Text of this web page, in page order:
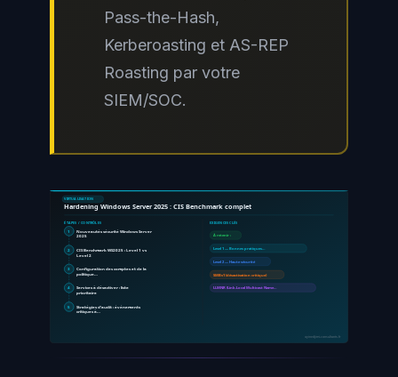
Pass-the-Hash,
Kerberoasting et AS-REP
Roasting par votre
SIEM/SOC.
VIRTUALISATION
Hardening Windows Server 2025 : CIS Benchmark complet
ÉTAPES / CONTRÔLES
1
Nouveautés sécurité Windows Server
2025
2
CIS Benchmark WS2025 : Level 1 vs
Level 2
3
Configuration des comptes et de la
politique…
4
Services à désactiver : liste
prioritaire
5
Stratégies d'audit : événements
critiques à…
EXIGENCES CLÉS
À retenir :
Level 1 — Bonnes pratiques…
Level 2 — Haute sécurité
SMBv1 (désactivation critique)
LLMNR (Link-Local Multicast Name…
ayinedjimi-consultants.fr